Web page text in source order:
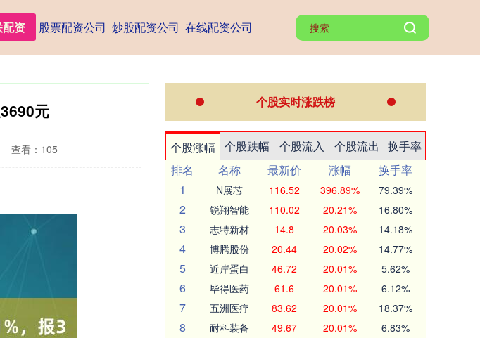
资 股票配资公司 炒股配资公司 在线配资公司
元
查看：105
个股实时涨跌榜
个股涨幅 个股跌幅 个股流入 个股流出
换手率
排名
名称 最新价 涨幅
换手率
1
N展芯 116.52 396.89% 79.39%
2 锐翔智能 110.02 20.21% 16.80%
3 志特新材 14.8 20.03% 14.18%
4 博腾股份 20.44 20.02% 14.77%
5 近岸蛋白 46.72 20.01% 5.62%
6 毕得医药 61.6 20.01% 6.12%
7 五洲医疗 83.62 20.01% 18.37%
8 耐科装备 49.67 20.01% 6.83%